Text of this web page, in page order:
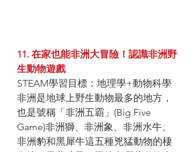
11. 在家也能非洲大冒險！認識非洲野
生動物遊戲
STEAM學習目標：地理學+動物科學
非洲是地球上野生動物最多的地方，
也是號稱「非洲五霸」(Big Five
Game)非洲獅、非洲象、非洲水牛、
非洲豹和黑犀牛這五種兇猛動物的棲